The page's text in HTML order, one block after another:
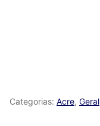
Categorias: Acre, Geral